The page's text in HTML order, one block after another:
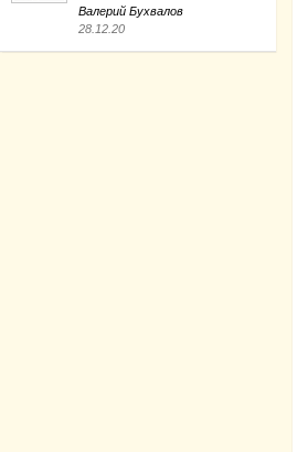
Валерий Бухвалов
28.12.20